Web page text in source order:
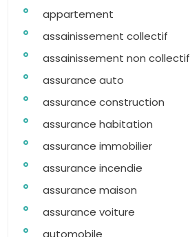
appartement
assainissement collectif
assainissement non collectif
assurance auto
assurance construction
assurance habitation
assurance immobilier
assurance incendie
assurance maison
assurance voiture
automobile